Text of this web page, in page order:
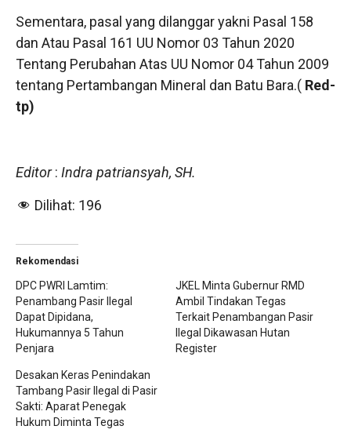
Sementara, pasal yang dilanggar yakni Pasal 158
dan Atau Pasal 161 UU Nomor 03 Tahun 2020
Tentang Perubahan Atas UU Nomor 04 Tahun 2009
tentang Pertambangan Mineral dan Batu Bara.( Red-
tp)
Editor: Indra patriansyah, SH.
Dilihat: 196
Rekomendasi
DPC PWRI Lamtim:
Penambang Pasir Ilegal
Dapat Dipidana,
Hukumannya 5 Tahun
Penjara
JKEL Minta Gubernur RMD
Ambil Tindakan Tegas
Terkait Penambangan Pasir
Ilegal Dikawasan Hutan
Register
Desakan Keras Penindakan
Tambang Pasir Ilegal di Pasir
Sakti: Aparat Penegak
Hukum Diminta Tegas